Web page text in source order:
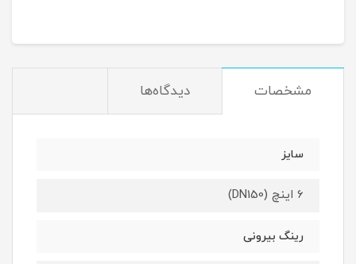
مشخصات دیدگاه‌ها
سایز
6 اینچ (DN150)
رینگ بیرونی